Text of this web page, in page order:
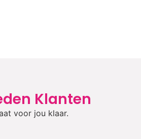
Klanten
voor jou klaar.